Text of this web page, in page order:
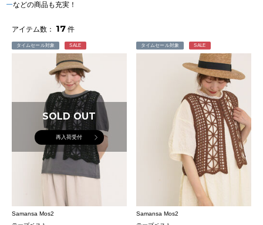
ーなどの商品も充実！
アイテム数： 17 件
タイムセール対象 SALE
SOLD OUT
再入荷受付
Samansa Mos2
タイムセール対象 SALE
Samansa Mos2